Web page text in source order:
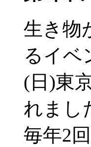
生き物
るイベ
(日)東
れまし
毎年2